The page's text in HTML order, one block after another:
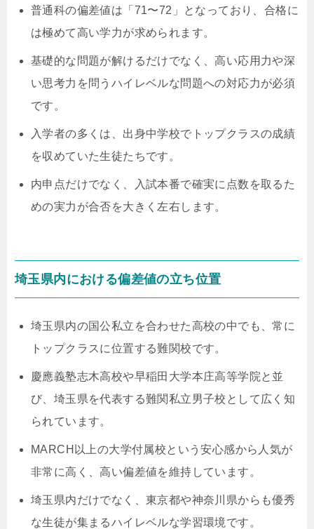
普通科の偏差値は「71〜72」となっており、合格に
は極めて高い学力が求められます。
基礎的な問題が解けるだけでなく、高い応用力や深
い思考力を問うハイレベルな問題への対応力が必須
です。
入学者の多くは、出身中学校でトップクラスの成績
を収めていた生徒たちです。
内申点だけでなく、入試本番で確実に点数を取るた
めの実力が合否を大きく左右します。
埼玉県内における偏差値の立ち位置
埼玉県内の国公私立を合わせた高校の中でも、常に
トップクラスに位置する難関校です。
慶應義塾志木高校や早稲田大学本庄高等学院と並
び、埼玉県を代表する難関私立男子校として広く知
られています。
MARCH以上の大学付属校という安心感から人気が
非常に高く、高い偏差値を維持しています。
埼玉県内だけでなく、東京都や神奈川県からも優秀
な生徒が集まるハイレベルな学習環境です。